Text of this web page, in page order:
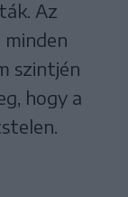
Az
szintjén
hogy a